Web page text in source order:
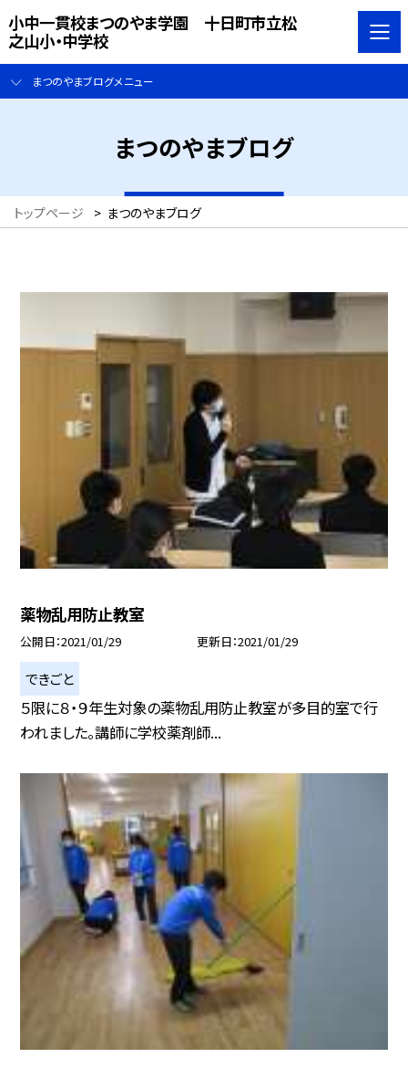
小中一貫校まつのやま学園 十日町市立松
之山小・中学校
まつのやまブログメニュー
まつのやまブログ
トップページ > まつのやまブログ
薬物乱用防止教室
公開日 2021/01/29 更新日 2021/01/29
できごと
５限に８・９年生対象の薬物乱用防止教室が多目的室で行
われました。講師に学校薬剤師...